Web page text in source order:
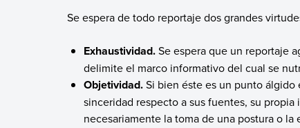
Se espera de todo reportaje dos grandes
Exhaustividad.Se espera que un reportaje
delimite el marco informativo del cual se
Objetividad.Si bien éste es un punto álgido
sinceridad respecto a sus fuentes, su
necesariamente la toma de una postura o